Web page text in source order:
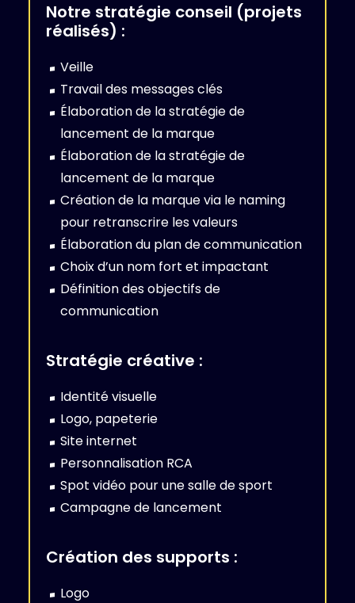
Notre stratégie conseil (projets
réalisés) :
Veille
Travail des messages clés
Élaboration de la stratégie de
lancement de la marque
Élaboration de la stratégie de
lancement de la marque
Création de la marque via le naming
pour retranscrire les valeurs
Élaboration du plan de communication
Choix d’un nom fort et impactant
Définition des objectifs de
communication
Stratégie créative :
Identité visuelle
Logo, papeterie
Site internet
Personnalisation RCA
Spot vidéo pour une salle de sport
Campagne de lancement
Création des supports :
Logo